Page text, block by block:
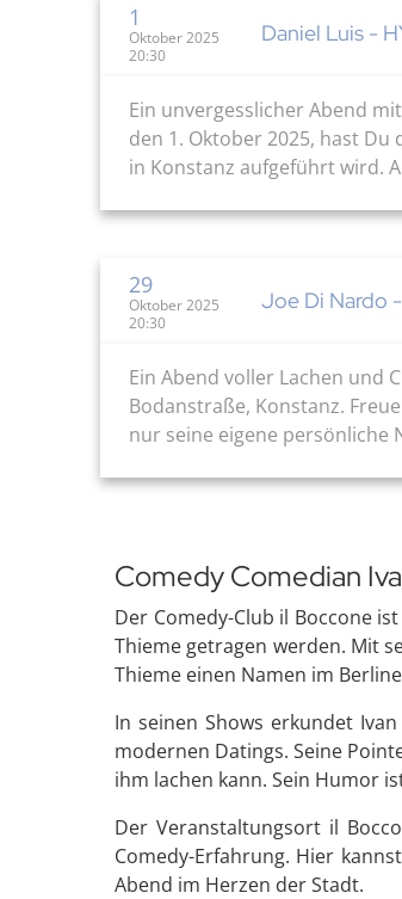
1
Oktober 2025
20:30
Daniel Luis -
Ein unvergesslicher Abend
den 1. Oktober 2025, hast Du
in Konstanz aufgeführt wird.
29
Oktober 2025
20:30
Joe Di Nardo
Ein Abend voller Lachen und
Bodanstraße, Konstanz.
nur seine eigene persönliche
Comedy Comedian
Der Comedy-Club il Boccone
Thieme getragen werden. Mit
Thieme einen Namen im
In seinen Shows erkundet
modernen Datings. Seine
ihm lachen kann. Sein Humor
Der Veranstaltungsort il
Comedy-Erfahrung. Hier
Abend im Herzen der Stadt.